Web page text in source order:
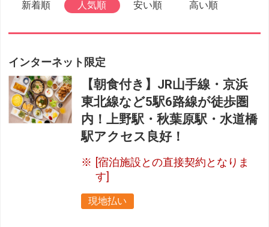
新着順 人気順 安い順 高い順
インターネット限定
【朝食付き】JR山手線・京浜
東北線など5駅6路線が徒歩圏
内！上野駅・秋葉原駅・水道橋
駅アクセス良好！
[宿泊施設との直接契約となりま
す]
現地払い